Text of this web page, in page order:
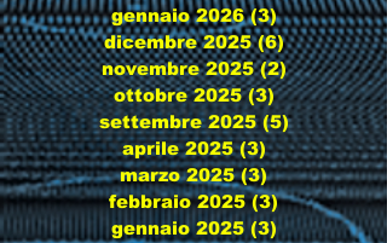
gennaio 2026 (3)3 post
dicembre 2025 (6)6 post
novembre 2025 (2)2 post
ottobre 2025 (3)3 post
settembre 2025 (5)5 post
aprile 2025 (3)3 post
marzo 2025 (3)3 post
febbraio 2025 (3)3 post
gennaio 2025 (3)3 post